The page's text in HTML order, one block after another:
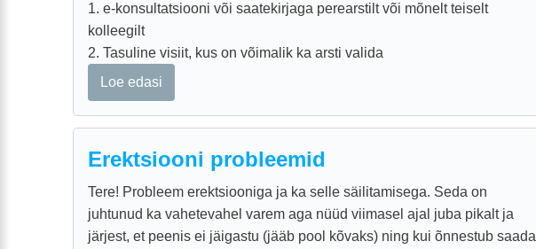
1. e-konsultatsiooni või saatekirjaga perearstilt või mõnelt teiselt
kolleegilt
2. Tasuline visiit, kus on võimalik ka arsti valida
Loe edasi
Erektsiooni probleemid
Tere! Probleem erektsiooniga ja ka selle säilitamisega. Seda on
juhtunud ka vahetevahel varem aga nüüd viimasel ajal juba pikalt ja
järjest, et peenis ei jäigastu (jääb pool kõvaks) ning kui õnnestub saada